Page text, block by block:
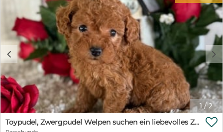
1/2
c d
Toypudel, Zwergpudel Welpen suchen ein liebevolles Zuhause 